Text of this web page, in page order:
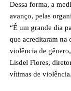
Dessa forma, a
avanço, pelas
“É um grande dia
que acreditaram na
violência de
Lisdel Flores,
vítimas de violência.